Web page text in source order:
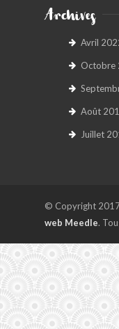
Archives
Avril
Octobre
Août
Juillet
© Copyright
web Meedle.